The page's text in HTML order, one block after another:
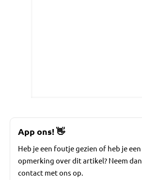
App ons!👋
Heb je een foutje gezien of heb je een
opmerking over dit artikel? Neem dan
contact met ons op.